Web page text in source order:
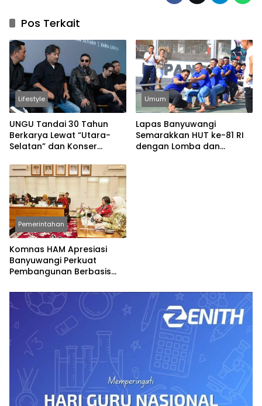
Pos Terkait
Lifestyle
UNGU Tandai 30 Tahun
Berkarya Lewat “Utara-
Selatan” dan Konser
Umum
Lapas Banyuwangi
Semarakkan HUT ke-81 RI
dengan Lomba dan
Pemerintahan
Komnas HAM Apresiasi
Banyuwangi Perkuat
Pembangunan Berbasis